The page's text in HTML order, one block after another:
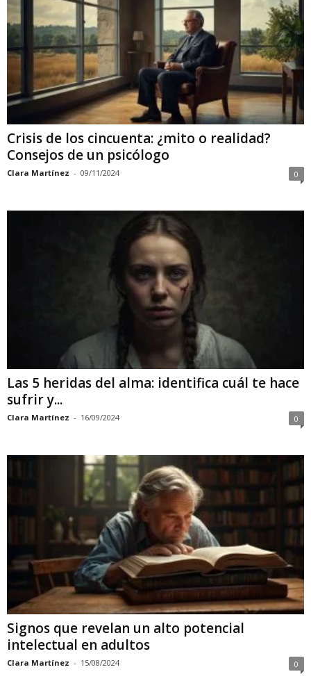
Crisis de los cincuenta: ¿mito o realidad?
Consejos de un psicólogo
Clara Martínez - 09/11/2024 0
Las 5 heridas del alma: identifica cuál te hace
sufrir y...
Clara Martínez - 16/09/2024 0
Signos que revelan un alto potencial
intelectual en adultos
Clara Martínez - 15/08/2024 0